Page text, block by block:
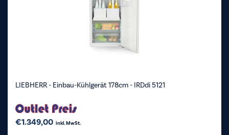
LIEBHERR - Einbau-Kühlgerät 178cm - IRDdi 5121
€1.349,00 inkl. MwSt.